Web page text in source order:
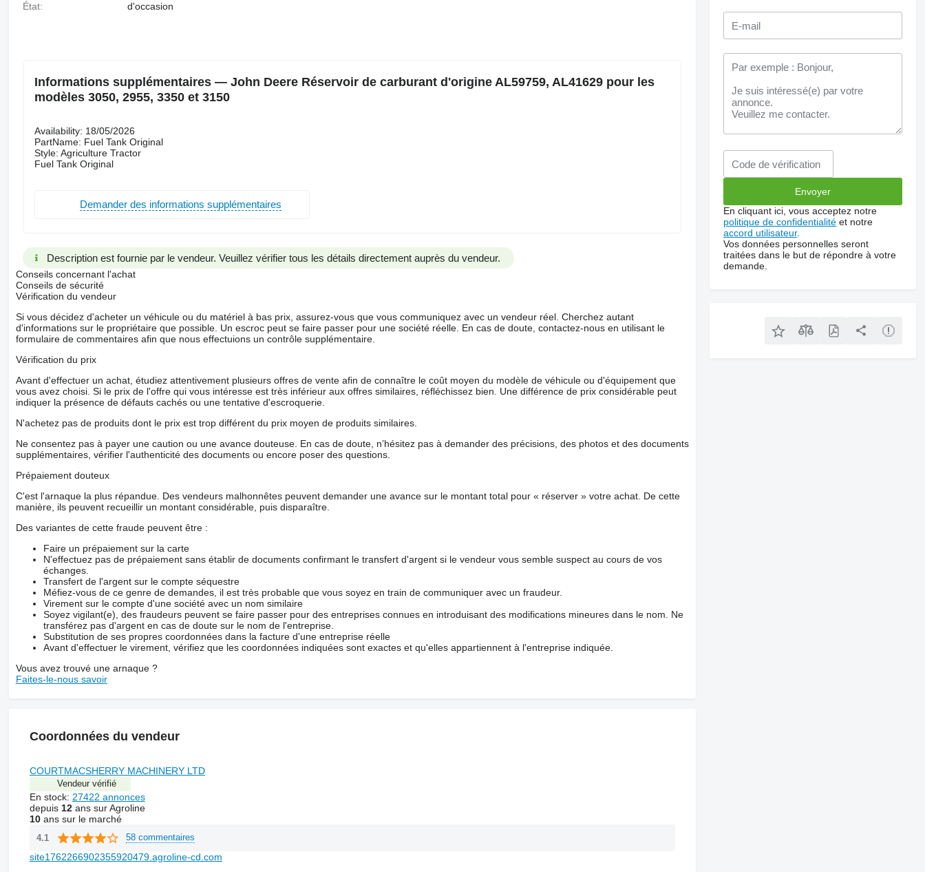
État: d'occasion
Informations supplémentaires — John Deere Réservoir de carburant d'origine AL59759, AL41629 pour les
modèles 3050, 2955, 3350 et 3150
Availability: 18/05/2026
PartName: Fuel Tank Original
Style: Agriculture Tractor
Fuel Tank Original
Demander des informations supplémentaires
Description est fournie par le vendeur. Veuillez vérifier tous les détails directement auprès du vendeur.
Conseils concernant l'achat
Conseils de sécurité
Vérification du vendeur
Si vous décidez d'acheter un véhicule ou du matériel à bas prix, assurez-vous que vous communiquez avec un vendeur réel. Cherchez autant
d'informations sur le propriétaire que possible. Un escroc peut se faire passer pour une société réelle. En cas de doute, contactez-nous en utilisant le
formulaire de commentaires afin que nous effectuions un contrôle supplémentaire.
Vérification du prix
Avant d'effectuer un achat, étudiez attentivement plusieurs offres de vente afin de connaître le coût moyen du modèle de véhicule ou d'équipement que
vous avez choisi. Si le prix de l'offre qui vous intéresse est très inférieur aux offres similaires, réfléchissez bien. Une différence de prix considérable peut
indiquer la présence de défauts cachés ou une tentative d'escroquerie.
N'achetez pas de produits dont le prix est trop différent du prix moyen de produits similaires.
Ne consentez pas à payer une caution ou une avance douteuse. En cas de doute, n’hésitez pas à demander des précisions, des photos et des documents
supplémentaires, vérifier l'authenticité des documents ou encore poser des questions.
Prépaiement douteux
C'est l'arnaque la plus répandue. Des vendeurs malhonnêtes peuvent demander une avance sur le montant total pour « réserver » votre achat. De cette
manière, ils peuvent recueillir un montant considérable, puis disparaître.
Des variantes de cette fraude peuvent être :
Faire un prépaiement sur la carte
N'effectuez pas de prépaiement sans établir de documents confirmant le transfert d'argent si le vendeur vous semble suspect au cours de vos
échanges.
Transfert de l'argent sur le compte séquestre
Méfiez-vous de ce genre de demandes, il est très probable que vous soyez en train de communiquer avec un fraudeur.
Virement sur le compte d'une société avec un nom similaire
Soyez vigilant(e), des fraudeurs peuvent se faire passer pour des entreprises connues en introduisant des modifications mineures dans le nom. Ne
transférez pas d'argent en cas de doute sur le nom de l'entreprise.
Substitution de ses propres coordonnées dans la facture d'une entreprise réelle
Avant d'effectuer le virement, vérifiez que les coordonnées indiquées sont exactes et qu'elles appartiennent à l'entreprise indiquée.
Vous avez trouvé une arnaque ?
Faites-le-nous savoir
Coordonnées du vendeur
COURTMACSHERRY MACHINERY LTD
Vendeur vérifié
En stock: 27422 annonces
depuis 12ans sur Agroline
10ans sur le marché
4.1 58 commentaires
site1762266902355920479.agroline-cd.com
En cliquant ici, vous acceptez notre
politique de confidentialité et notre
accord utilisateur.
Vos données personnelles seront
traitées dans le but de répondre à votre
demande.